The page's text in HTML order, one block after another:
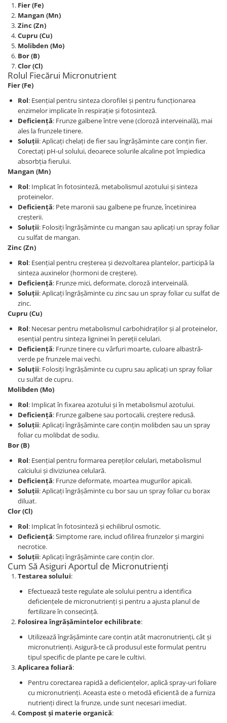
Fier (Fe)
Mangan (Mn)
Zinc (Zn)
Cupru (Cu)
Molibden (Mo)
Bor (B)
Clor (Cl)
Rolul Fiecărui Micronutrient
Fier (Fe)
Rol: Esențial pentru sinteza clorofilei și pentru funcționarea
enzimelor implicate în respirație și fotosinteză.
Deficiență: Frunze galbene între vene (cloroză interveinală), mai
ales la frunzele tinere.
Soluții: Aplicați chelați de fier sau îngrășăminte care conțin fier.
Corectați pH-ul solului, deoarece solurile alcaline pot împiedica
absorbția fierului.
Mangan (Mn)
Rol: Implicat în fotosinteză, metabolismul azotului și sinteza
proteinelor.
Deficiență: Pete maronii sau galbene pe frunze, încetinirea
creșterii.
Soluții: Folosiți îngrășăminte cu mangan sau aplicați un spray foliar
cu sulfat de mangan.
Zinc (Zn)
Rol: Esențial pentru creșterea și dezvoltarea plantelor, participă la
sinteza auxinelor (hormoni de creștere).
Deficiență: Frunze mici, deformate, cloroză interveinală.
Soluții: Aplicați îngrășăminte cu zinc sau un spray foliar cu sulfat de
zinc.
Cupru (Cu)
Rol: Necesar pentru metabolismul carbohidraților și al proteinelor,
esențial pentru sinteza ligninei în pereții celulari.
Deficiență: Frunze tinere cu vârfuri moarte, culoare albastră-
verde pe frunzele mai vechi.
Soluții: Folosiți îngrășăminte cu cupru sau aplicați un spray foliar
cu sulfat de cupru.
Molibden (Mo)
Rol: Implicat în fixarea azotului și în metabolismul azotului.
Deficiență: Frunze galbene sau portocalii, creștere redusă.
Soluții: Aplicați îngrășăminte care conțin molibden sau un spray
foliar cu molibdat de sodiu.
Bor (B)
Rol: Esențial pentru formarea pereților celulari, metabolismul
calciului și diviziunea celulară.
Deficiență: Frunze deformate, moartea mugurilor apicali.
Soluții: Aplicați îngrășăminte cu bor sau un spray foliar cu borax
diluat.
Clor (Cl)
Rol: Implicat în fotosinteză și echilibrul osmotic.
Deficiență: Simptome rare, includ ofilirea frunzelor și margini
necrotice.
Soluții: Aplicați îngrășăminte care conțin clor.
Cum Să Asiguri Aportul de Micronutrienți
Testarea solului:
Efectuează teste regulate ale solului pentru a identifica
deficiențele de micronutrienți și pentru a ajusta planul de
fertilizare în consecință.
Folosirea îngrășămintelor echilibrate:
Utilizează îngrășăminte care conțin atât macronutrienți, cât și
micronutrienți. Asigură-te că produsul este formulat pentru
tipul specific de plante pe care le cultivi.
Aplicarea foliară:
Pentru corectarea rapidă a deficiențelor, aplică spray-uri foliare
cu micronutrienți. Aceasta este o metodă eficientă de a furniza
nutrienți direct la frunze, unde sunt necesari imediat.
Compost și materie organică: